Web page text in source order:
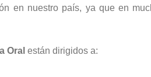
en nuestro país, ya que en
Oral están dirigidos a: